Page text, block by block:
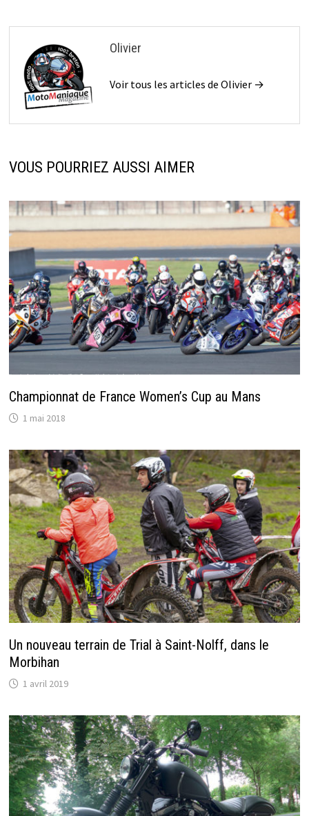
Olivier
Voir tous les articles de Olivier →
VOUS POURRIEZ AUSSI AIMER
Championnat de France Women’s Cup au Mans
1 mai 2018
Un nouveau terrain de Trial à Saint-Nolff, dans le
Morbihan
1 avril 2019